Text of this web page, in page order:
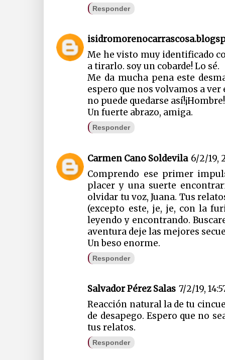
Responder
Me he visto muy identificado
a tirarlo. soy un cobarde! Lo sé.
Me da mucha pena este
espero que nos volvamos a ver
no puede quedarse así!¡Hombre!
Un fuerte abrazo, amiga.
Responder
Carmen Cano Soldevila 6/2/19,
Comprendo ese primer
placer y una suerte
olvidar tu voz, Juana. Tus
(excepto este, je, je, con la
leyendo y encontrando.
aventura deje las mejores
Un beso enorme.
Responder
Salvador Pérez Salas 7/2/19,
Reacción natural la de tu
de desapego. Espero que no
tus relatos.
Responder